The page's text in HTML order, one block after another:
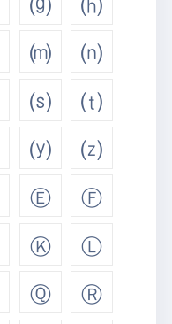
⒨
⒩
⒮
⒯
⒴
⒵
Ⓔ
Ⓕ
Ⓚ
Ⓛ
Ⓠ
Ⓡ